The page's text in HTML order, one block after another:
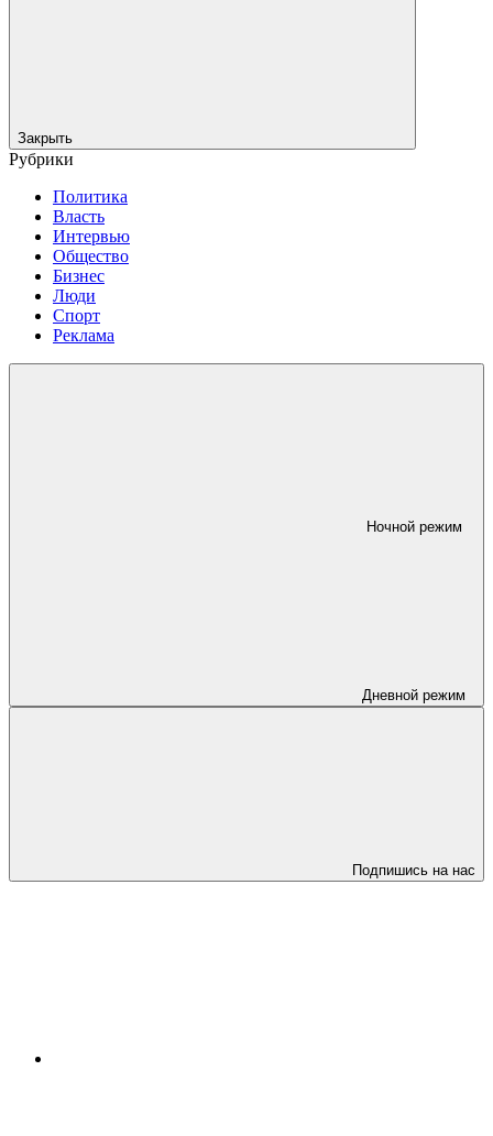
Закрыть
Рубрики
Политика
Власть
Интервью
Общество
Бизнес
Люди
Спорт
Реклама
Ночной режим
Дневной режим
Подпишись на нас